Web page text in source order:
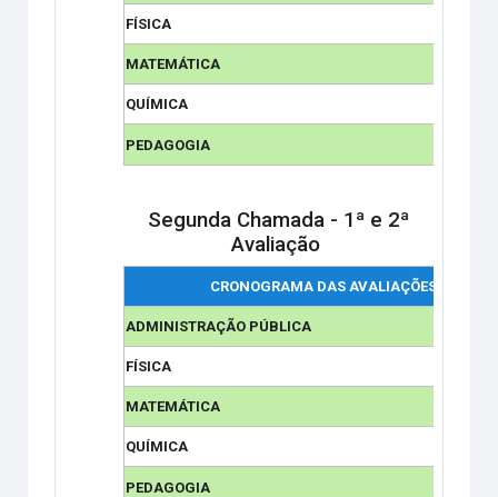
FÍSICA
MATEMÁTICA
QUÍMICA
PEDAGOGIA
Segunda Chamada - 1ª e 2ª
Avaliação
CRONOGRAMA DAS AVALIAÇÕES
ADMINISTRAÇÃO PÚBLICA
FÍSICA
MATEMÁTICA
QUÍMICA
PEDAGOGIA